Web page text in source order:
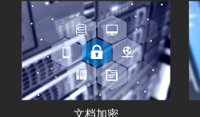
文档加密